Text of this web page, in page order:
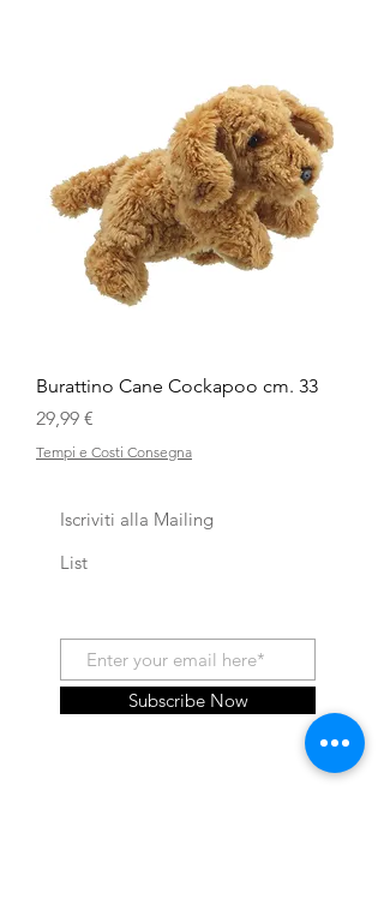
Burattino Cane Cockapoo cm. 33
Prezzo
29,99 €
Tempi e Costi Consegna
Iscriviti alla Mailing
List
Subscribe Now